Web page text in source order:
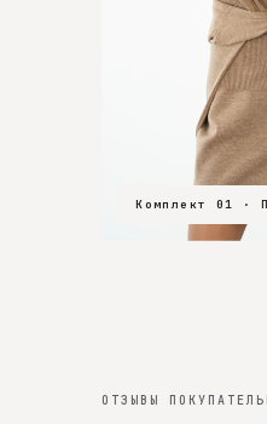
Комплект 01 ·
Комплект 02 ·
Комплект 03 ·
ОТЗЫВЫ